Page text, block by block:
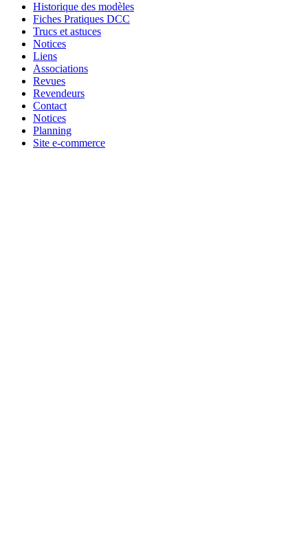
Historique des modèles
Fiches Pratiques DCC
Trucs et astuces
Notices
Liens
Associations
Revues
Revendeurs
Contact
Notices
Planning
Site e-commerce